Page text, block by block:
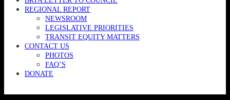
REGIONAL REPORT
NEWSROOM
LEGISLATIVE PRIORITIES
TRANSIT EQUITY MATTERS
CONTACT US
PHOTOS
FAQ’S
DONATE